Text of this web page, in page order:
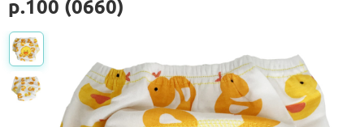
р.100 (0660)